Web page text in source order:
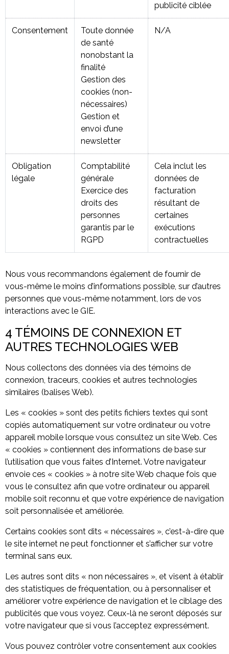
publicité ciblée
Consentement
Toute donnée
de santé
nonobstant la
finalité
Gestion des
cookies (non-
nécessaires)
Gestion et
envoi d’une
newsletter
N/A
Obligation
légale
Comptabilité
générale
Exercice des
droits des
personnes
garantis par le
RGPD
Cela inclut les
données de
facturation
résultant de
certaines
exécutions
contractuelles
Nous vous recommandons également de fournir de
vous-même le moins d’informations possible, sur d’autres
personnes que vous-même notamment, lors de vos
interactions avec le GIE.
4 TÉMOINS DE CONNEXION ET
AUTRES TECHNOLOGIES WEB
Nous collectons des données via des témoins de
connexion, traceurs, cookies et autres technologies
similaires (balises Web).
Les « cookies » sont des petits fichiers textes qui sont
copiés automatiquement sur votre ordinateur ou votre
appareil mobile lorsque vous consultez un site Web. Ces
« cookies » contiennent des informations de base sur
l’utilisation que vous faites d’Internet. Votre navigateur
envoie ces « cookies » à notre site Web chaque fois que
vous le consultez afin que votre ordinateur ou appareil
mobile soit reconnu et que votre expérience de navigation
soit personnalisée et améliorée.
Certains cookies sont dits « nécessaires », c’est-à-dire que
le site internet ne peut fonctionner et s’afficher sur votre
terminal sans eux.
Les autres sont dits « non nécessaires », et visent à établir
des statistiques de fréquentation, ou à personnaliser et
améliorer votre expérience de navigation et le ciblage des
publicités que vous voyez. Ceux-là ne seront déposés sur
votre navigateur que si vous l’acceptez expressément.
Vous pouvez contrôler votre consentement aux cookies